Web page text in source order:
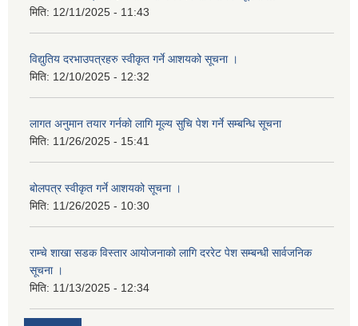
मिति: 12/11/2025 - 11:43
विद्युतिय दरभाउपत्रहरु स्वीकृत गर्ने आशयको सूचना ।
मिति: 12/10/2025 - 12:32
लागत अनुमान तयार गर्नकाे लागि मूल्य सुचि पेश गर्ने सम्बन्धि सूचना
मिति: 11/26/2025 - 15:41
बोलपत्र स्वीकृत गर्ने आशयको सूचना ।
मिति: 11/26/2025 - 10:30
राम्चे शाखा सडक विस्तार आयोजनाको लागि दररेट पेश सम्बन्धी सार्वजनिक
सूचना ।
मिति: 11/13/2025 - 12:34